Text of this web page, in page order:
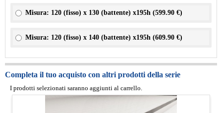
Misura: 120 (fisso) x 130 (battente) x195h (599.90 €)
Misura: 120 (fisso) x 140 (battente) x195h (609.90 €)
Completa il tuo acquisto con altri prodotti della serie
I prodotti selezionati saranno aggiunti al carrello.